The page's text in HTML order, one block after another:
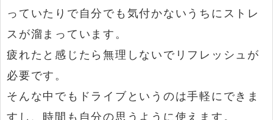
っていたりで自分でも気付かないうちにストレ
スが溜まっています。
疲れたと感じたら無理しないでリフレッシュが
必要です。
そんな中でもドライブというのは手軽にできま
すし、時間も自分の思うように使えます。